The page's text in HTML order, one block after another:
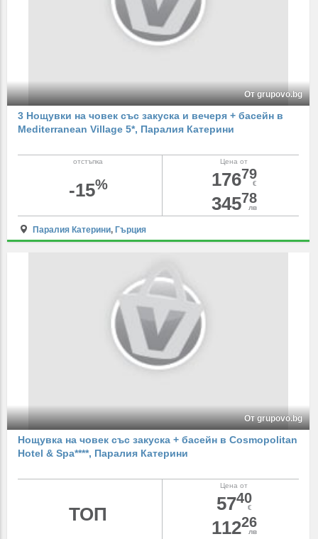
От grupovo.bg
3 Нощувки на човек със закуска и вечеря + басейн в
Mediterranean Village 5*, Паралия Катерини
Цена от
17679
€
34578
лв
отстъпка
-15%
Паралия Катерини, Гърция
От grupovo.bg
Нощувка на човек със закуска + басейн в Cosmopolitan
Hotel & Spa****, Паралия Катерини
Цена от
5740
€
11226
лв
ТОП